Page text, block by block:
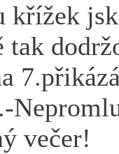
křížek
tak
večer!